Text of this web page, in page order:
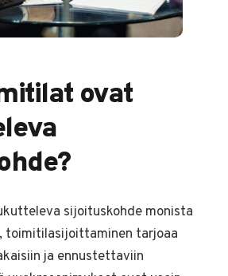
ovat
sijoituskohde monista
toimitilasijoittaminen tarjoaa
ja ennustettaviin